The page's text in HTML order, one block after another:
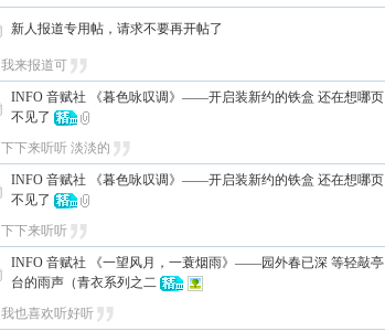
新人报道专用帖，请求不要再开帖了
我来报道可
INFO 音赋社 《暮色咏叹调》——开启装新约的铁盒 还在想哪页
不见了
下下来听听 淡淡的
INFO 音赋社 《暮色咏叹调》——开启装新约的铁盒 还在想哪页
不见了
下下来听听
INFO 音赋社 《一望风月，一蓑烟雨》——园外春已深 等轻敲亭
台的雨声（青衣系列之二
我也喜欢听好听